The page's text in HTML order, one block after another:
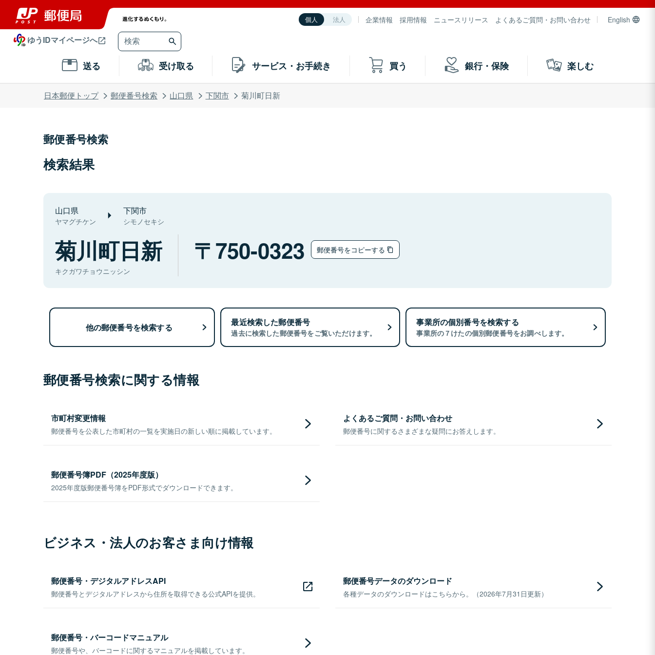
個人 法人 企業情報 採用情報 ニュースリリース よくあるご質問・お問い合わせ English
ゆうIDマイページへ
送る 受け取る サービス・お手続き 買う 銀行・保険 楽しむ
日本郵便トップ 郵便番号検索 山口県 下関市 菊川町日新
郵便番号検索
検索結果
山口県
ヤマグチケン
下関市
シモノセキシ
菊川町日新
キクガワチョウニッシン
750-0323 郵便番号をコピーする
他の郵便番号を検索する 最近検索した郵便番号
過去に検索した郵便番号をご覧いただけます。
事業所の個別番号を検索する
事業所の７けたの個別郵便番号をお調べします。
郵便番号検索に関する情報
市町村変更情報
郵便番号を公表した市町村の一覧を実施日の新しい順に掲載しています。
よくあるご質問・お問い合わせ
郵便番号に関するさまざまな疑問にお答えします。
郵便番号簿PDF（2025年度版）
2025年度版郵便番号簿をPDF形式でダウンロードできます。
ビジネス・法人のお客さま向け情報
郵便番号・デジタルアドレスAPI
郵便番号とデジタルアドレスから住所を取得できる公式APIを提供。
郵便番号データのダウンロード
各種データのダウンロードはこちらから。（2026年7月31日更新）
郵便番号・バーコードマニュアル
郵便番号や、バーコードに関するマニュアルを掲載しています。